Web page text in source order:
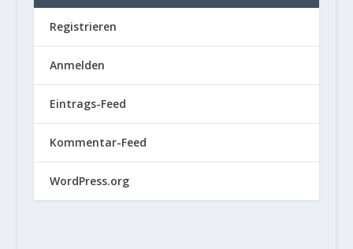
Registrieren
Anmelden
Eintrags-Feed
Kommentar-Feed
WordPress.org